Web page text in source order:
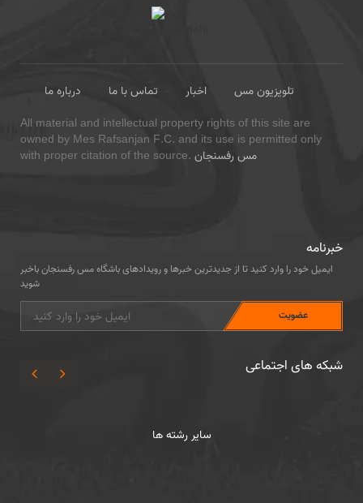
درباره ما تماس با ما اخبار
تلویزیون مس
All material and intellectual property rights of this site are
owned by Mes Rafsanjan F.C. and its use is permitted only
with proper citation of the source. مس رفسنجان
خبرنامه
ایمیل خود را وارد کنید تا از جدیدترین خبرها و رویدادهای باشگاه مس رفسنجان باخبر
شوید
شبکه های اجتماعی
سایر رشته ها